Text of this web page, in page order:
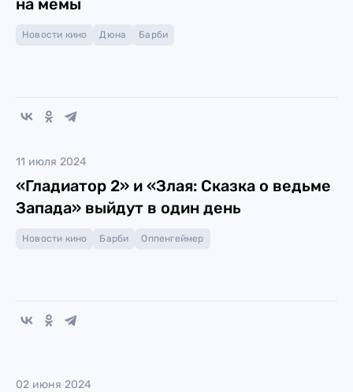
на мемы
Новости кино Дюна Барби
11 июля 2024
«Гладиатор 2» и «Злая: Сказка о ведьме
Запада» выйдут в один день
Новости кино Барби Оппенгеймер
02 июня 2024